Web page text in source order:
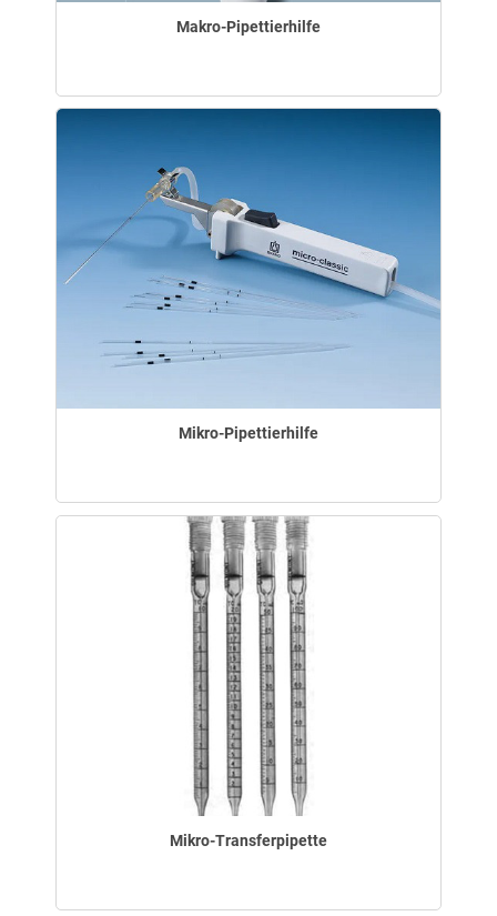
Makro-Pipettierhilfe
Mikro-Pipettierhilfe
Mikro-Transferpipette